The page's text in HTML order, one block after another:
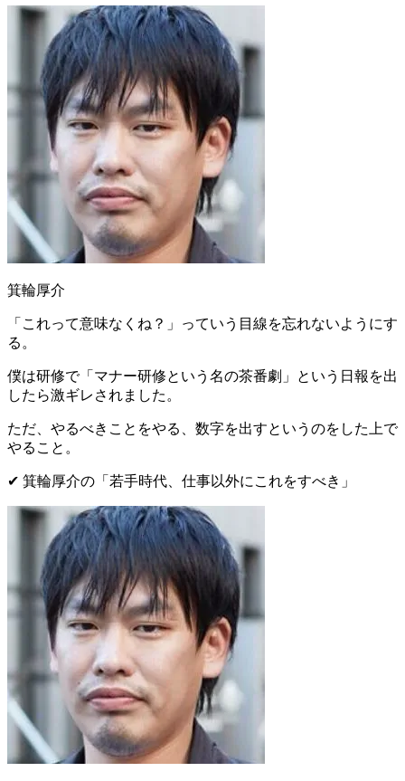
箕輪厚介
「これって意味なくね？」っていう目線を忘れないようにす
る。
僕は研修で「 マナー研修という名の茶番劇 」という日報を出
したら激ギレされました 。
ただ、やるべきことをやる、数字を出すというのをした上で
やること。
✔︎ 箕輪厚介の 「 若手時代、仕事以外にこれをすべき 」